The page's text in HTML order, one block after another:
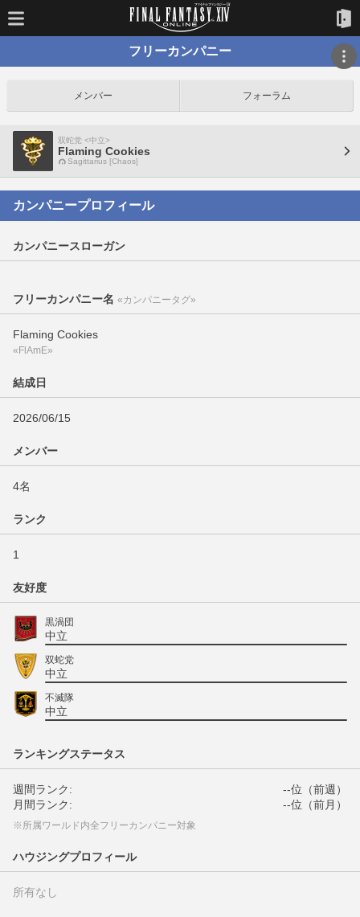
フリーカンパニー
メンバー フォーラム
双蛇党 <中立>
Flaming Cookies
Sagittarius [Chaos]
カンパニープロフィール
カンパニースローガン
フリーカンパニー名 «カンパニータグ»
Flaming Cookies
«FlAmE»
結成日
2026/06/15
メンバー
4名
ランク
1
友好度
黒渦団
中立
双蛇党
中立
不滅隊
中立
ランキングステータス
週間ランク:
--位（前週）
月間ランク:
--位（前月）
※所属ワールド内全フリーカンパニー対象
ハウジングプロフィール
所有なし